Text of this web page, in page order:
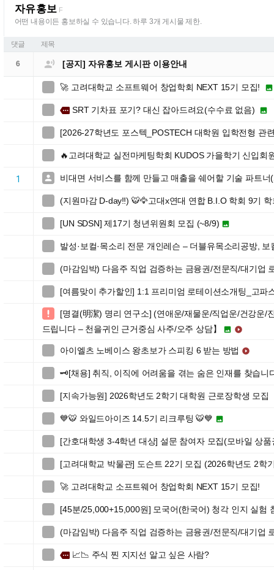
자유홍보 F
어떤 내용이든 홍보하실 수 있습니다. 하루 3개 게시물 제한.
댓글 제목
6  [공지] 자유홍보 게시판 이용안내
🚀 고려대학교 소프트웨어 창업학회 NEXT 15기 모집! 
more SRT 기차표 포기? 대신 잡아드려요(수수료 없음) 
[2026-27학년도 포스텍_POSTECH 대학원 입학전형 관
🔥고려대학교 실전마케팅학회 KUDOS 가을학기 신입회
1  비대면 서비스를 함께 만들고 매출을 쉐어할 기술 파트
(지원마감 D-day‼️) 🐯🦅고대x연대 연합 B.I.O 학회 9기
[UN SDSN] 제17기 청년위원회 모집 (~8/9) 
발성·보컬·목소리 전문 개인레슨 – 더블유목소리공방,
(마감임박) 다음주 직업 검증하는 금융권/전문직/대기업
[여름맞이 추가할인] 1:1 프리미엄 로테이션소개팅_고파

[명결(明潔) 명리 연구소] (연애운/재물운/직업운/건강운/
드립니다 – 천을귀인 근거중심 사주/오주 상담】
 
아이엘츠 노베이스 왕초보가 스피킹 6 받는 방법 
🗝️[채용] 취직, 이직에 어려움을 겪는 숨은 인재를 찾습
[지속가능원] 2026학년도 2학기 대학원 근로장학생 모집
💙🐯 와일드아이즈 14.5기 리크루팅 🐯💙 
[간호대학생 3-4학년 대상] 설문 참여자 모집(모바일 상품
[고려대학교 박물관] 도슨트 22기 모집 (2026학년도 2학
🚀 고려대학교 소프트웨어 창업학회 NEXT 15기 모집!
[45분/25,000+15,000원] 모국어(한국어) 청각 인지 실험
(마감임박) 다음주 직업 검증하는 금융권/전문직/대기업
more 📈📉 주식 찐 지지선 알고 싶은 사람?